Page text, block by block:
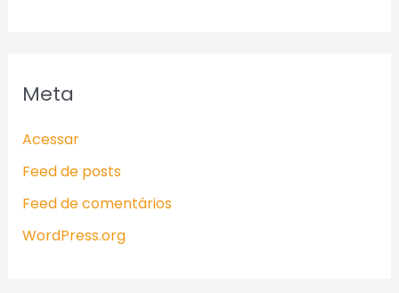
Meta
Acessar
Feed de posts
Feed de comentários
WordPress.org